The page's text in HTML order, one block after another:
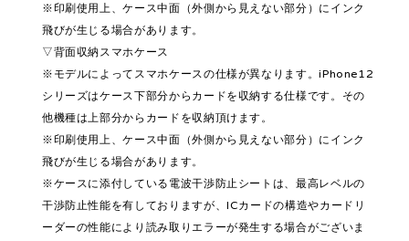
※印刷使用上、ケース中面（外側から見えない部分）にインク
飛びが生じる場合があります。
▽背面収納スマホケース
※モデルによってスマホケースの仕様が異なります。iPhone12
シリーズはケース下部分からカードを収納する仕様です。その
他機種は上部分からカードを収納頂けます。
※印刷使用上、ケース中面（外側から見えない部分）にインク
飛びが生じる場合があります。
※ケースに添付している電波干渉防止シートは、最高レベルの
干渉防止性能を有しておりますが、ICカードの構造やカードリ
ーダーの性能により読み取りエラーが発生する場合がございま